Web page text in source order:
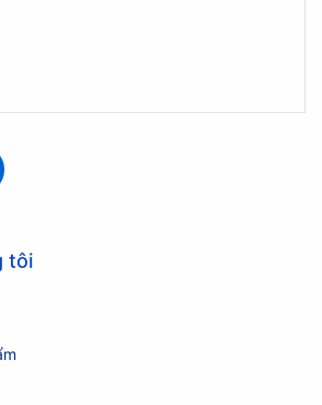
tôi